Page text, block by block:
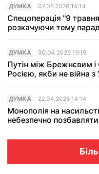
ДУМКА 07.05.2026 14:14
Спецоперація "9
розкачуючи тему
ДУМКА 30.04.2026 19:19
Путін між Брежнєвим
Росією, якби не війна з
ДУМКА 22.04.2026 14:14
Монополія на
небезпечно